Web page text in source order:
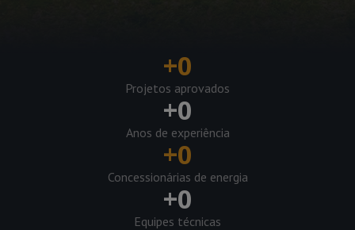
+0
Projetos aprovados
+0
Anos de experiência
+0
Concessionárias de energia
+0
Equipes técnicas